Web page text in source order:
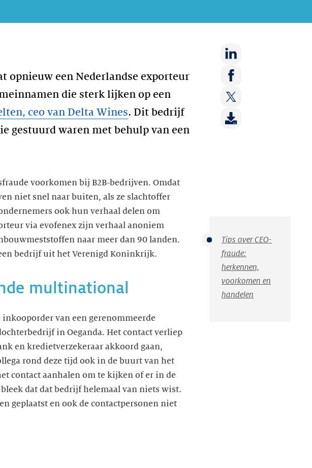
opnieuw een Nederlandse exporteur
die sterk lijken op een
ceo van Delta Wines. Dit bedrijf
gestuurd waren met behulp van een
Deel
op:
LinkedIn
Deel
Facebook
Deel
op:
Tips over CEO-
fraude:
herkennen,
voorkomen en
handelen
voorkomen bij B2B-bedrijven. Omdat
niet snel naar buiten, als ze slachtoffer
ook hun verhaal delen om
via evofenex zijn verhaal anoniem
naar meer dan 90 landen.
bedrijf uit het Verenigd Koninkrijk.
multinational
van een gerenommeerde
in Oeganda. Het contact verliep
en kredietverzekeraar akkoord gaan,
rond deze tijd ook in de buurt van het
contact aanhalen om te kijken of er in de
dat dat bedrijf helemaal van niets wist.
geplaatst en ook de contactpersonen niet